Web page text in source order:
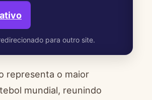
para outro site.
representa o maior
mundial, reunindo